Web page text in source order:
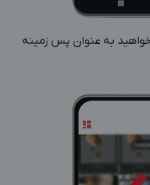
به عنوان پس زمینه